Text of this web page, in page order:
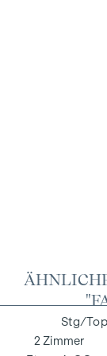
dem zu
2 Zimmer